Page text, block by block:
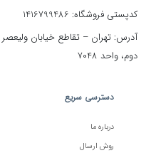
کدپستی فروشگاه: 1416799486
آدرس: تهران – تقاطع خیابان ولیعصر
دوم، واحد 7048
دسترسی سریع
درباره ما
روش ارسال